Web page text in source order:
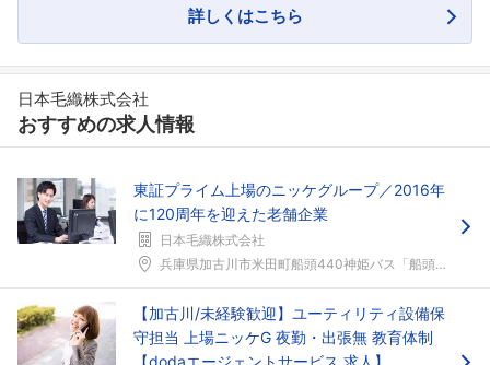
詳しくはこちら
日本毛織株式会社
おすすめの求人情報
東証プライム上場のニッケグループ／2016年
に120周年を迎えた老舗企業
日本毛織株式会社
兵庫県加古川市米田町船頭440神姫バス「船頭」バス...
【加古川/未経験歓迎】ユーティリティ設備保
守担当 上場ニッケG 夜勤・出張無 教育体制
【dodaエージェントサービス 求人】